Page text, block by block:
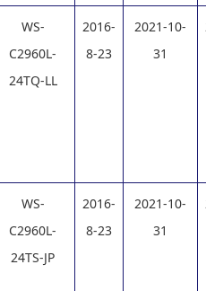
WS-
C2960L-
24TQ-LL
2016-
8-23
2021-10-
31
WS-
C2960L-
24TS-JP
2016-
8-23
2021-10-
31